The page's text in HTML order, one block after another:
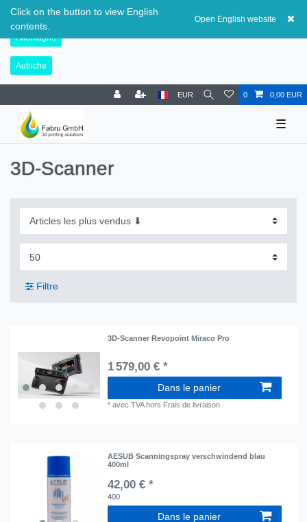
Click on the button to view English
contents.
Open English website
Suisse
Allemagne
Autriche
EUR 0 0,00 EUR
☰
3D-Scanner
Filtre
3D-Scanner Revopoint Miraco Pro
1 579,00 € *
Dans le panier
*avec TVAhors Frais de livraison
AESUB Scanningspray verschwindend blau
400ml
42,00 € *
400
Dans le panier